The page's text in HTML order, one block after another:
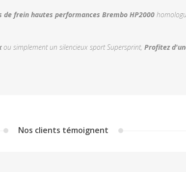
de frein hautes performances Brembo HP2000
ou simplement un silencieux sport Supersprint, Profitez
Nos clients témoignent